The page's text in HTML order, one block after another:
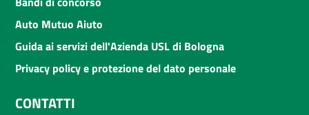
Auto Mutuo Aiuto
Guida ai servizi dell'Azienda USL di Bologna
Privacy policy e protezione del dato personale
CONTATTI